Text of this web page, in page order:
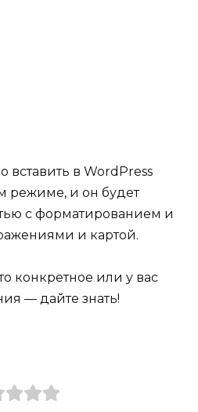
вставить в WordPress
режиме, и он будет
с форматированием и
и картой.
конкретное или у вас
— дайте знать!